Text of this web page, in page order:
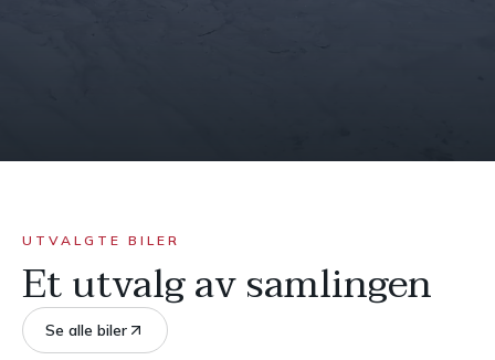
UTVALGTE BILER
Et utvalg av samlingen
Se alle biler